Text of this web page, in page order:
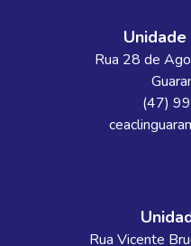
Rua 28 de
(47)
Rua Vicente